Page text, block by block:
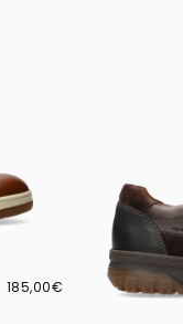
185,00€
PRIX
185,00€